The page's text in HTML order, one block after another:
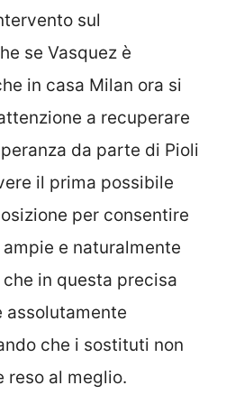
sul
se Vasquez è
in casa Milan ora si
a recuperare
da parte di Pioli
il prima possibile
per consentire
e naturalmente
in questa precisa
assolutamente
che i sostituti non
reso al meglio.